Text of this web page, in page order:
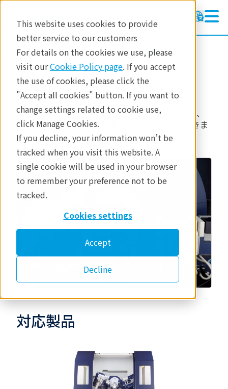
This website uses cookies to provide
better service to our customers
For details on the cookies we use, please
visit ourCookie Policy page. If you accept
the use of cookies, please click the
"Accept all cookies" button. If you want to
change settings related to cookie use,
click Manage Cookies.
If you decline, your information won’t be
tracked when you visit this website. A
single cookie will be used in your browser
to remember your preference not to be
tracked.
Cookies settings
Accept
Decline
製品 X線回折・散乱
X線回折
アクセサリー
RxRy チルトステージ
X線ビームの方向およびX線ビームに垂直な方向に、
試料をそれぞれ±5 degの範囲で傾けることができま
す。
対応製品